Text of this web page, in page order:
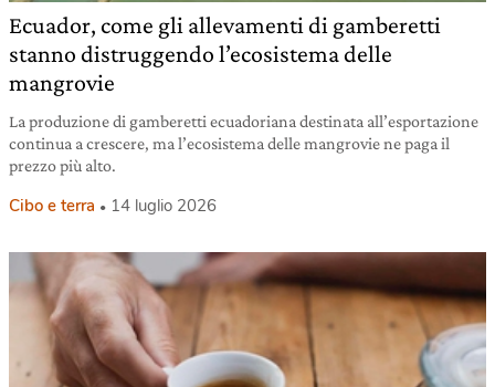
Ecuador, come gli allevamenti di gamberetti
stanno distruggendo l’ecosistema delle
mangrovie
La produzione di gamberetti ecuadoriana destinata all’esportazione
continua a crescere, ma l’ecosistema delle mangrovie ne paga il
prezzo più alto.
Cibo e terra 14 luglio 2026